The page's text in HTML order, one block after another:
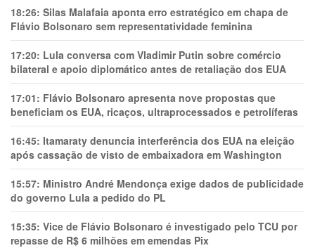
18:26: Silas Malafaia aponta erro estratégico em chapa de
Flávio Bolsonaro sem representatividade feminina
17:20: Lula conversa com Vladimir Putin sobre comércio
bilateral e apoio diplomático antes de retaliação dos EUA
17:01: Flávio Bolsonaro apresenta nove propostas que
beneficiam os EUA, ricaços, ultraprocessados e petrolíferas
16:45: Itamaraty denuncia interferência dos EUA na eleição
após cassação de visto de embaixadora em Washington
15:57: Ministro André Mendonça exige dados de publicidade
do governo Lula a pedido do PL
15:35: Vice de Flávio Bolsonaro é investigado pelo TCU por
repasse de R$ 6 milhões em emendas Pix